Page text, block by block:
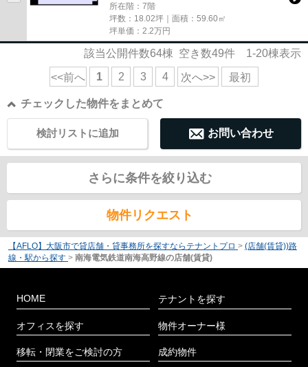
所在階：7階
坪数：18.02坪｜面積：59.60㎡
坪単価： 2.2万円
該当公開件数64棟 空き数49件 1-20棟表示
<<前へ 1 2 3 4 次へ>> 最初
チェックした物件をまとめて
お問い合わせ
検討リストに追加
さらに条件を絞り込む
物件リクエスト
【AFLO】大阪市で貸店舗・貸事務所を探すならテナントプロ > (店舗(賃貸))路
線・駅から探す > 南海電気鉄道南海高野線の店舗(賃貸)
HOME
オフィスを探す
移転・閉業をご検討の方
テナントを探す
物件オーナー様
成約物件